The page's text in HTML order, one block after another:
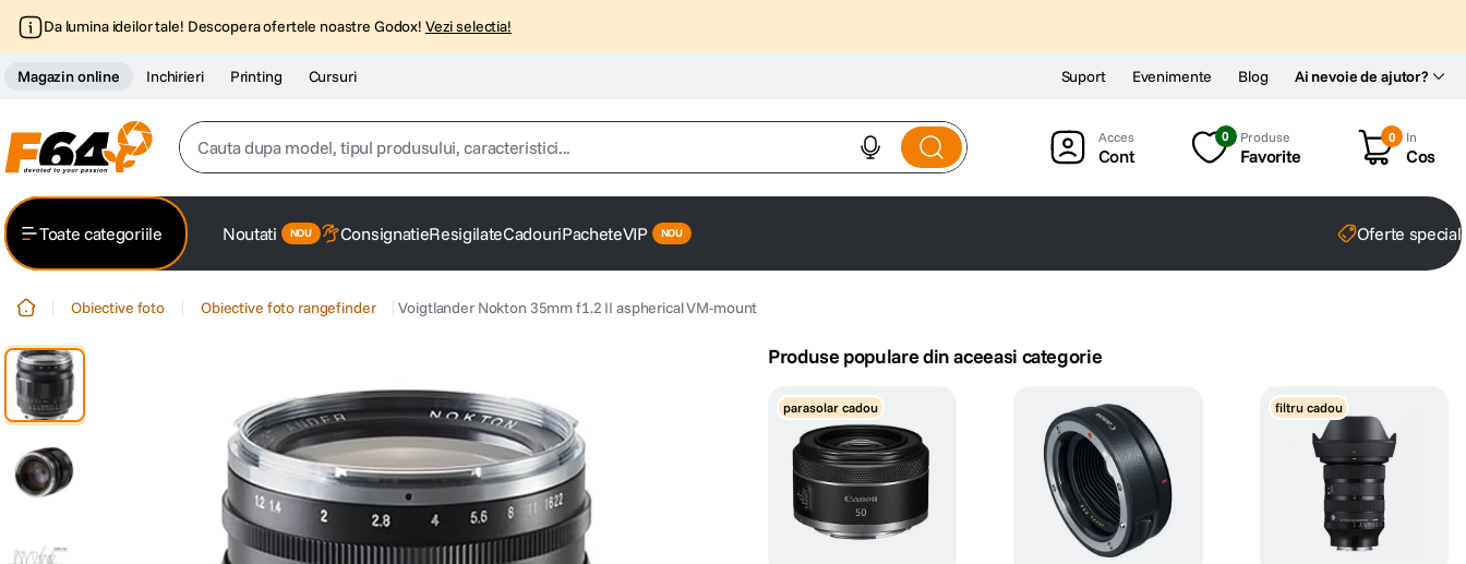
Da lumina ideilor tale! Descopera ofertele noastre Godox! Vezi selectia!
Magazin online Inchirieri Printing Cursuri Ai nevoie de ajutor?
Suport Evenimente Blog
Cauta dupa model, tipul produsului, caracteristici...
2. trepied
. peak design
5. lavaliera
canon sx740 hs
Cont
0 Produse
Favorite
0 In
Cos
Toate categoriile Noutati ConsignatieResigilateCadouriPacheteVIP Oferte
Obiective foto Obiective foto rangefinder Voigtlander Nokton 35mm f1.2 II aspherical VM-mount
Produse populare din aceeasi categorie
parasolar cadou filtru cadou